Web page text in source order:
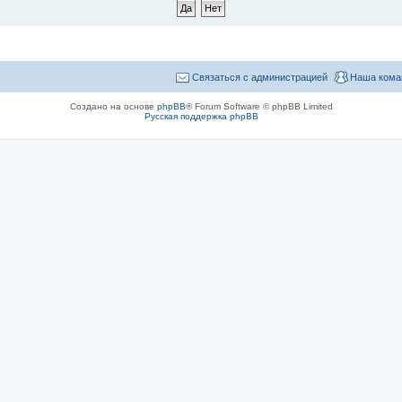
Наша
Связаться с администрацией
Создано на основе phpBB® Forum Software © phpBB Limited
Русская поддержка phpBB